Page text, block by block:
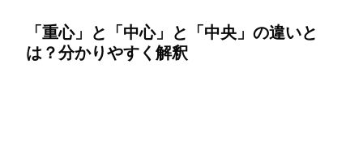
「重心」と「中心」と「中央」の違いと
は？分かりやすく解釈